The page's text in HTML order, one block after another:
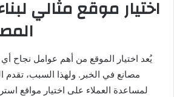
اختيار موقع مثالي
يُعد اختيار الموقع من أهم عوامل نجاح
مصانع في الخبر. ولهذا السبب، تقدم
لمساعدة العملاء على اختيار مواقع